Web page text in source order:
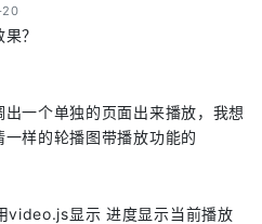
20
？
一个单独的页面出来播放，我想
样的轮播图带播放功能的
video.js显示 进度显示当前播放